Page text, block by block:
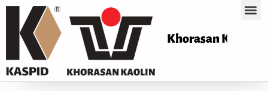
Khorasan Ka